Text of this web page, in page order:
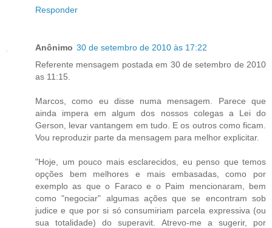
Responder
Anônimo 30 de setembro de 2010 às 17:22
Referente mensagem postada em 30 de setembro de 2010
as 11:15.
Marcos, como eu disse numa mensagem. Parece que
ainda impera em algum dos nossos colegas a Lei do
Gerson, levar vantangem em tudo. E os outros como ficam.
Vou reproduzir parte da mensagem para melhor explicitar.
"Hoje, um pouco mais esclarecidos, eu penso que temos
opções bem melhores e mais embasadas, como por
exemplo as que o Faraco e o Paim mencionaram, bem
como "negociar" algumas ações que se encontram sob
judice e que por si só consumiriam parcela expressiva (ou
sua totalidade) do superavit. Atrevo-me a sugerir, por